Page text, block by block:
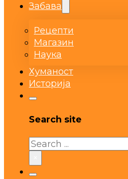
Забава
Рецепти
Магазин
Наука
Хуманост
Историја
Search site
Search